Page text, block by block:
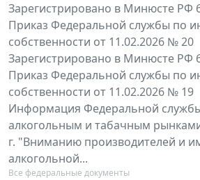
Зарегистрировано в Минюсте РФ 6
Приказ Федеральной службы по
собственности от 11.02.2026 № 20
Зарегистрировано в Минюсте РФ 6
Приказ Федеральной службы по
собственности от 11.02.2026 № 19
Информация Федеральной
алкогольным и табачным рынками
г. "Вниманию производителей и
алкогольной...
Все федеральные документы